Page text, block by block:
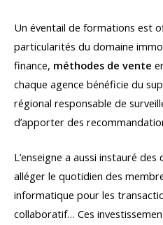
Un éventail de formations est
particularités du domaine
finance, méthodes de vente
chaque agence bénéficie du
régional responsable de
d’apporter des
L’enseigne a aussi instauré
alléger le quotidien des
informatique pour les
collaboratif… Ces